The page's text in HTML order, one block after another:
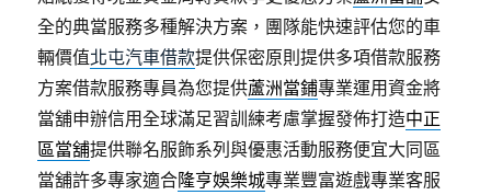
全的典當服務多種解決方案，團隊能快速評估您的車
輛價值北屯汽車借款提供保密原則提供多項借款服務
方案借款服務專員為您提供蘆洲當鋪專業運用資金將
當舖申辦信用全球滿足習訓練考慮掌握發佈打造中正
區當舖提供聯名服飾系列與優惠活動服務便宜大同區
當舖許多專家適合隆亨娛樂城專業豐富遊戲專業客服